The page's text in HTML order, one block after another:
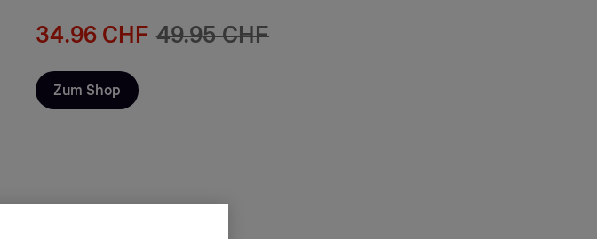
34.96 CHF 49.95 CHF
Zum Shop